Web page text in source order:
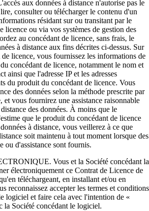
aux données à distance n'autorise pas le
consulter ou télécharger le contenu d'un
résidant sur ou transitant par le
licence ou via vos systèmes de gestion des
au concédant de licence, sans frais, le
à distance aux fins décrites ci-dessus. Sur
licence, vous fournissez les informations de
concédant de licence, notamment le nom et
ainsi que l'adresse IP et les adresses
du produit du concédant de licence. Vous
des données selon la méthode prescrite par
et vous fournirez une assistance raisonnable
des données. À moins que le
que le produit du concédant de licence
à distance, vous veillerez à ce que
soit maintenu à tout moment lorsque des
ou d'assistance sont fournis.
Vous et la Société concédant la
électroniquement ce Contrat de Licence de
téléchargeant, en installant et/ou en
reconnaissez accepter les termes et conditions
logiciel et faire cela avec l'intention de «
la Société concédant le logiciel.